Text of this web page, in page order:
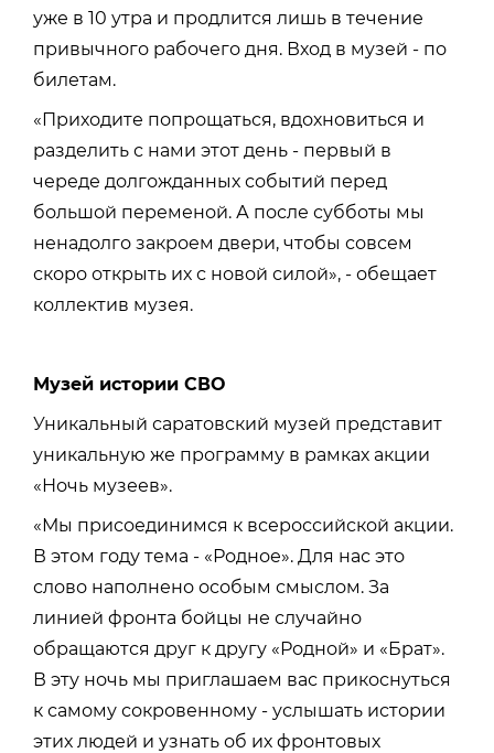
уже в 10 утра и продлится лишь в течение
привычного рабочего дня. Вход в музей - по
билетам.
«Приходите попрощаться, вдохновиться и
разделить с нами этот день - первый в
череде долгожданных событий перед
большой переменой. А после субботы мы
ненадолго закроем двери, чтобы совсем
скоро открыть их с новой силой», - обещает
коллектив музея.
Музей истории СВО
Уникальный саратовский музей представит
уникальную же программу в рамках акции
«Ночь музеев».
«Мы присоединимся к всероссийской акции.
В этом году тема - «Родное». Для нас это
слово наполнено особым смыслом. За
линией фронта бойцы не случайно
обращаются друг к другу «Родной» и «Брат».
В эту ночь мы приглашаем вас прикоснуться
к самому сокровенному - услышать истории
этих людей и узнать об их фронтовых